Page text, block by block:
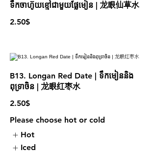
ទឹកចាហ៊ូយខ្មៅជាមួយផ្លែមៀន | 龙眼仙草水
2.50$
B13. Longan Red Date | ទឹកមៀននិង
ពុទ្រាចិន | 龙眼红枣水
2.50$
Please choose hot or cold
Hot
Iced